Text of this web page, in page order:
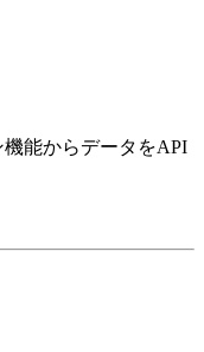
能からデータをAPI